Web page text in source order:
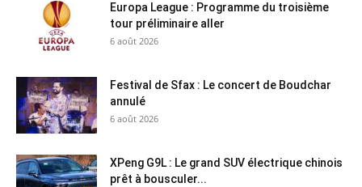
Europa League : Programme du troisième
tour préliminaire aller
6 août 2026
Festival de Sfax : Le concert de Boudchar
annulé
6 août 2026
XPeng G9L : Le grand SUV électrique chinois
prêt à bousculer...